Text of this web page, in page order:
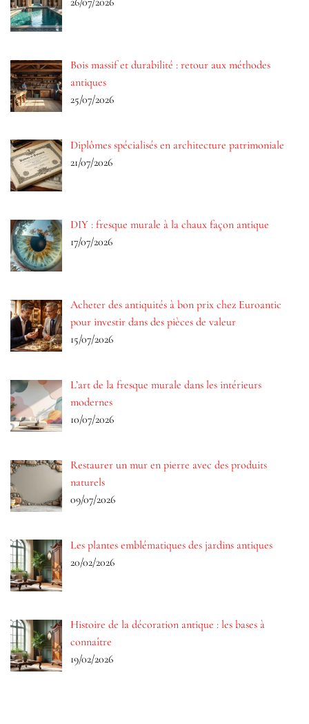
Bois massif et durabilité : retour aux méthodes
antiques
25/07/2026
Diplômes spécialisés en architecture patrimoniale
21/07/2026
DIY : fresque murale à la chaux façon antique
17/07/2026
Acheter des antiquités à bon prix chez Euroantic
pour investir dans des pièces de valeur
15/07/2026
L’art de la fresque murale dans les intérieurs
modernes
10/07/2026
Restaurer un mur en pierre avec des produits
naturels
09/07/2026
Les plantes emblématiques des jardins antiques
20/02/2026
Histoire de la décoration antique : les bases à
connaître
19/02/2026